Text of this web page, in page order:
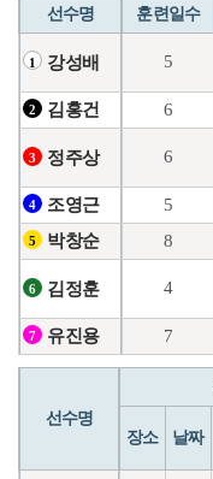
선수명 훈련일수
1 강성배 5
2 김홍건 6
3 정주상 6
4 조영근 5
5 박창순 8
6 김정훈 4
7 유진용 7
선수명
장소 날짜